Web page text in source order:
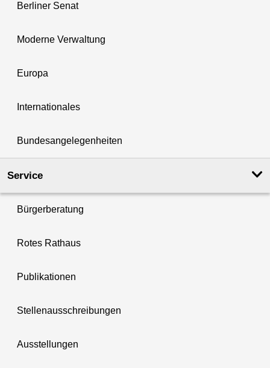
Berliner Senat
Moderne Verwaltung
Europa
Internationales
Bundesangelegenheiten
Service
Bürgerberatung
Rotes Rathaus
Publikationen
Stellenausschreibungen
Ausstellungen